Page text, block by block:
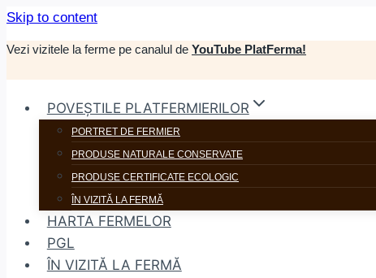
Skip to content
Vezi vizitele la ferme pe canalul de YouTube PlatFerma!
POVEȘTILE PLATFERMIERILOR
PORTRET DE FERMIER
PRODUSE NATURALE CONSERVATE
PRODUSE CERTIFICATE ECOLOGIC
ÎN VIZITĂ LA FERMĂ
HARTA FERMELOR
PGL
ÎN VIZITĂ LA FERMĂ